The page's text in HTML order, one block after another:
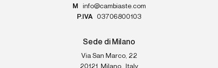
M
info@cambiaste.com
P.IVA
03706800103
Sede di Milano
Via San Marco, 22
20121
Milano,
Italy